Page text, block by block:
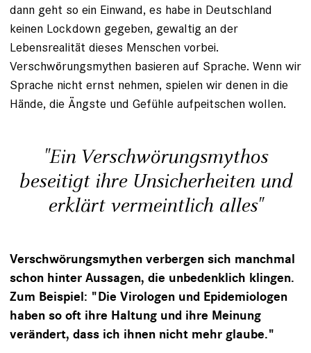
dann geht so ein Einwand, es habe in Deutschland
keinen Lockdown gegeben, gewaltig an der
Lebensrealität dieses Menschen vorbei.
Verschwörungsmythen basieren auf Sprache. Wenn wir
Sprache nicht ernst nehmen, spielen wir denen in die
Hände, die Ängste und Gefühle aufpeitschen wollen.
"Ein Verschwörungsmythos
beseitigt ihre Unsicherheiten und
erklärt vermeintlich alles"
Verschwörungsmythen verbergen sich manchmal
schon hinter Aussagen, die unbedenklich klingen.
Zum Beispiel: "Die Virologen und Epidemiologen
haben so oft ihre Haltung und ihre Meinung
verändert, dass ich ihnen nicht mehr glaube."